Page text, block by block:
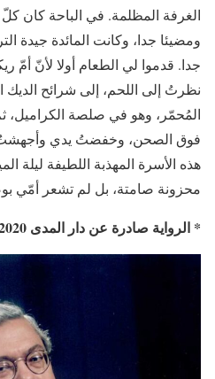
الغرفة المظلمة. في الباحة كان
ومضيئا جدا، وكانت المائدة جيدة
جدا. قدموا لي الطعام أولا لأنّ
نظرتُ إلى اللحم، إلى شرائح الديك
المُحمّر، وهو في صلصة
فوق الصحن، وخفضتُ يدي وأجهشتُ
هذه الأسرة المهذبة اللطيفة ليلة
محزونة صامتة، بل لم تشعر أمّي
* الرواية صادرة عن دار المدى 2020.